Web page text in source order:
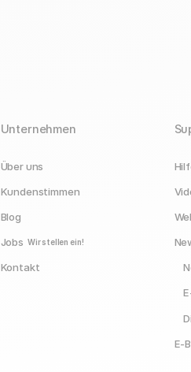
Unternehmen
Über uns
Kundenstimmen
Blog
Jobs Wir stellen ein!
Kontakt
E-